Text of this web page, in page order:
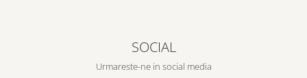
SOCIAL
Urmareste-ne in social media